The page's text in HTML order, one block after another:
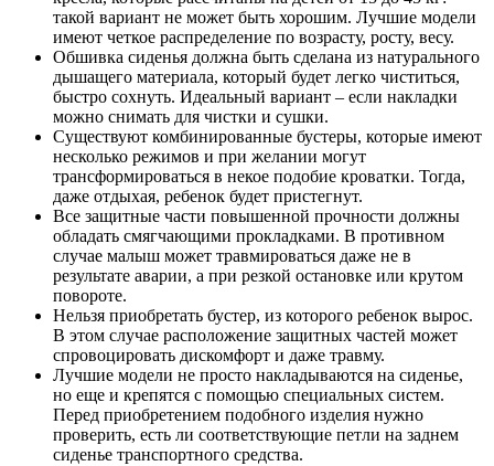
такой вариант не может быть хорошим. Лучшие модели
имеют четкое распределение по возрасту, росту, весу.
Обшивка сиденья должна быть сделана из натурального
дышащего материала, который будет легко чиститься,
быстро сохнуть. Идеальный вариант – если накладки
можно снимать для чистки и сушки.
Существуют комбинированные бустеры, которые имеют
несколько режимов и при желании могут
трансформироваться в некое подобие кроватки. Тогда,
даже отдыхая, ребенок будет пристегнут.
Все защитные части повышенной прочности должны
обладать смягчающими прокладками. В противном
случае малыш может травмироваться даже не в
результате аварии, а при резкой остановке или крутом
повороте.
Нельзя приобретать бустер, из которого ребенок вырос.
В этом случае расположение защитных частей может
спровоцировать дискомфорт и даже травму.
Лучшие модели не просто накладываются на сиденье,
но еще и крепятся с помощью специальных систем.
Перед приобретением подобного изделия нужно
проверить, есть ли соответствующие петли на заднем
сиденье транспортного средства.